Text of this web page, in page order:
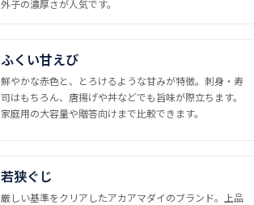
外子の濃厚さが人気です。
ふくい甘えび
鮮やかな赤色と、とろけるような甘みが特徴。刺身・寿
司はもちろん、唐揚げや丼などでも旨味が際立ちます。
家庭用の大容量や贈答向けまで比較できます。
若狭ぐじ
厳しい基準をクリアしたアカアマダイのブランド。上品